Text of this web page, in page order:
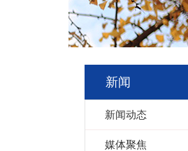
新闻
新闻动态
媒体聚焦